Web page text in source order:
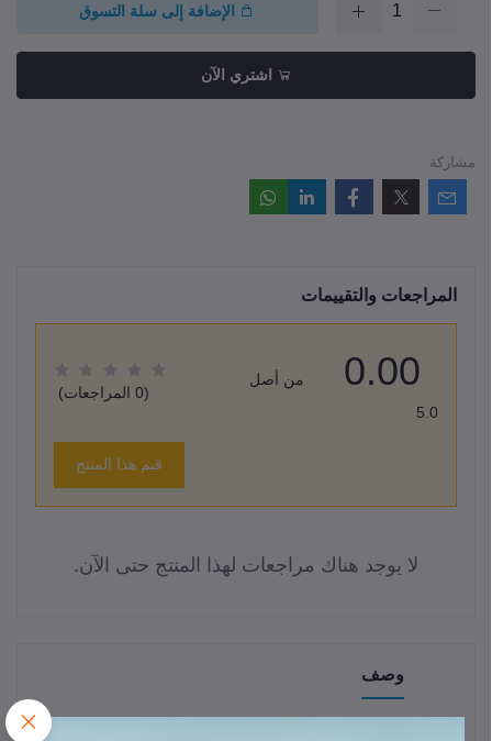
الإضافة إلى سلة التسوق
اشتري الآن
مشاركة
المراجعات والتقييمات
0.00
من أصل
5.0
(0 المراجعات)
قيم هذا المنتج
لا يوجد هناك مراجعات لهذا المنتج حتى الآن.
وصف